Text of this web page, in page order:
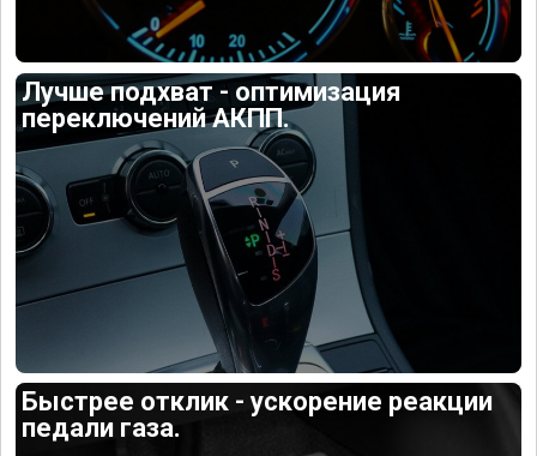
Лучше подхват - оптимизация
переключений АКПП.
Быстрее отклик - ускорение реакции
педали газа.